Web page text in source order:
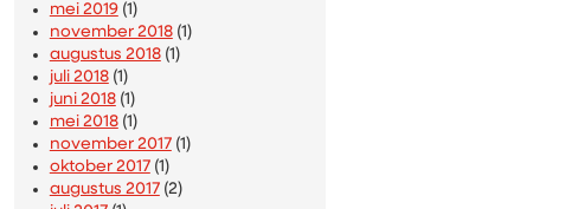
mei 2019(1)
november 2018(1)
augustus 2018(1)
juli 2018(1)
juni 2018(1)
mei 2018(1)
november 2017(1)
oktober 2017(1)
augustus 2017(2)